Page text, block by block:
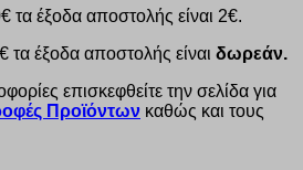
έξοδα αποστολής είναι 2€.
έξοδα αποστολής είναι δωρεάν.
επισκεφθείτε την σελίδα για
Προϊόντων καθώς και τους